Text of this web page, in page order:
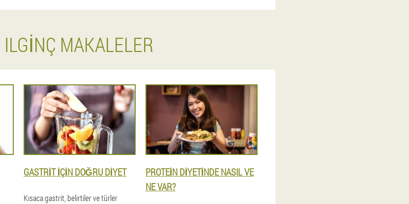
ILGINÇ MAKALELER
GASTRIT IÇIN DOĞRU DIYET
Kısaca gastrit, belirtiler ve türler
PROTEIN DIYETINDE NASIL VE
NE VAR?